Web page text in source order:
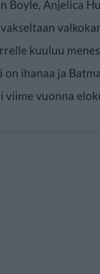
Boyle, Anjelica
kuuluu
on ihanaa ja
viime vuonna